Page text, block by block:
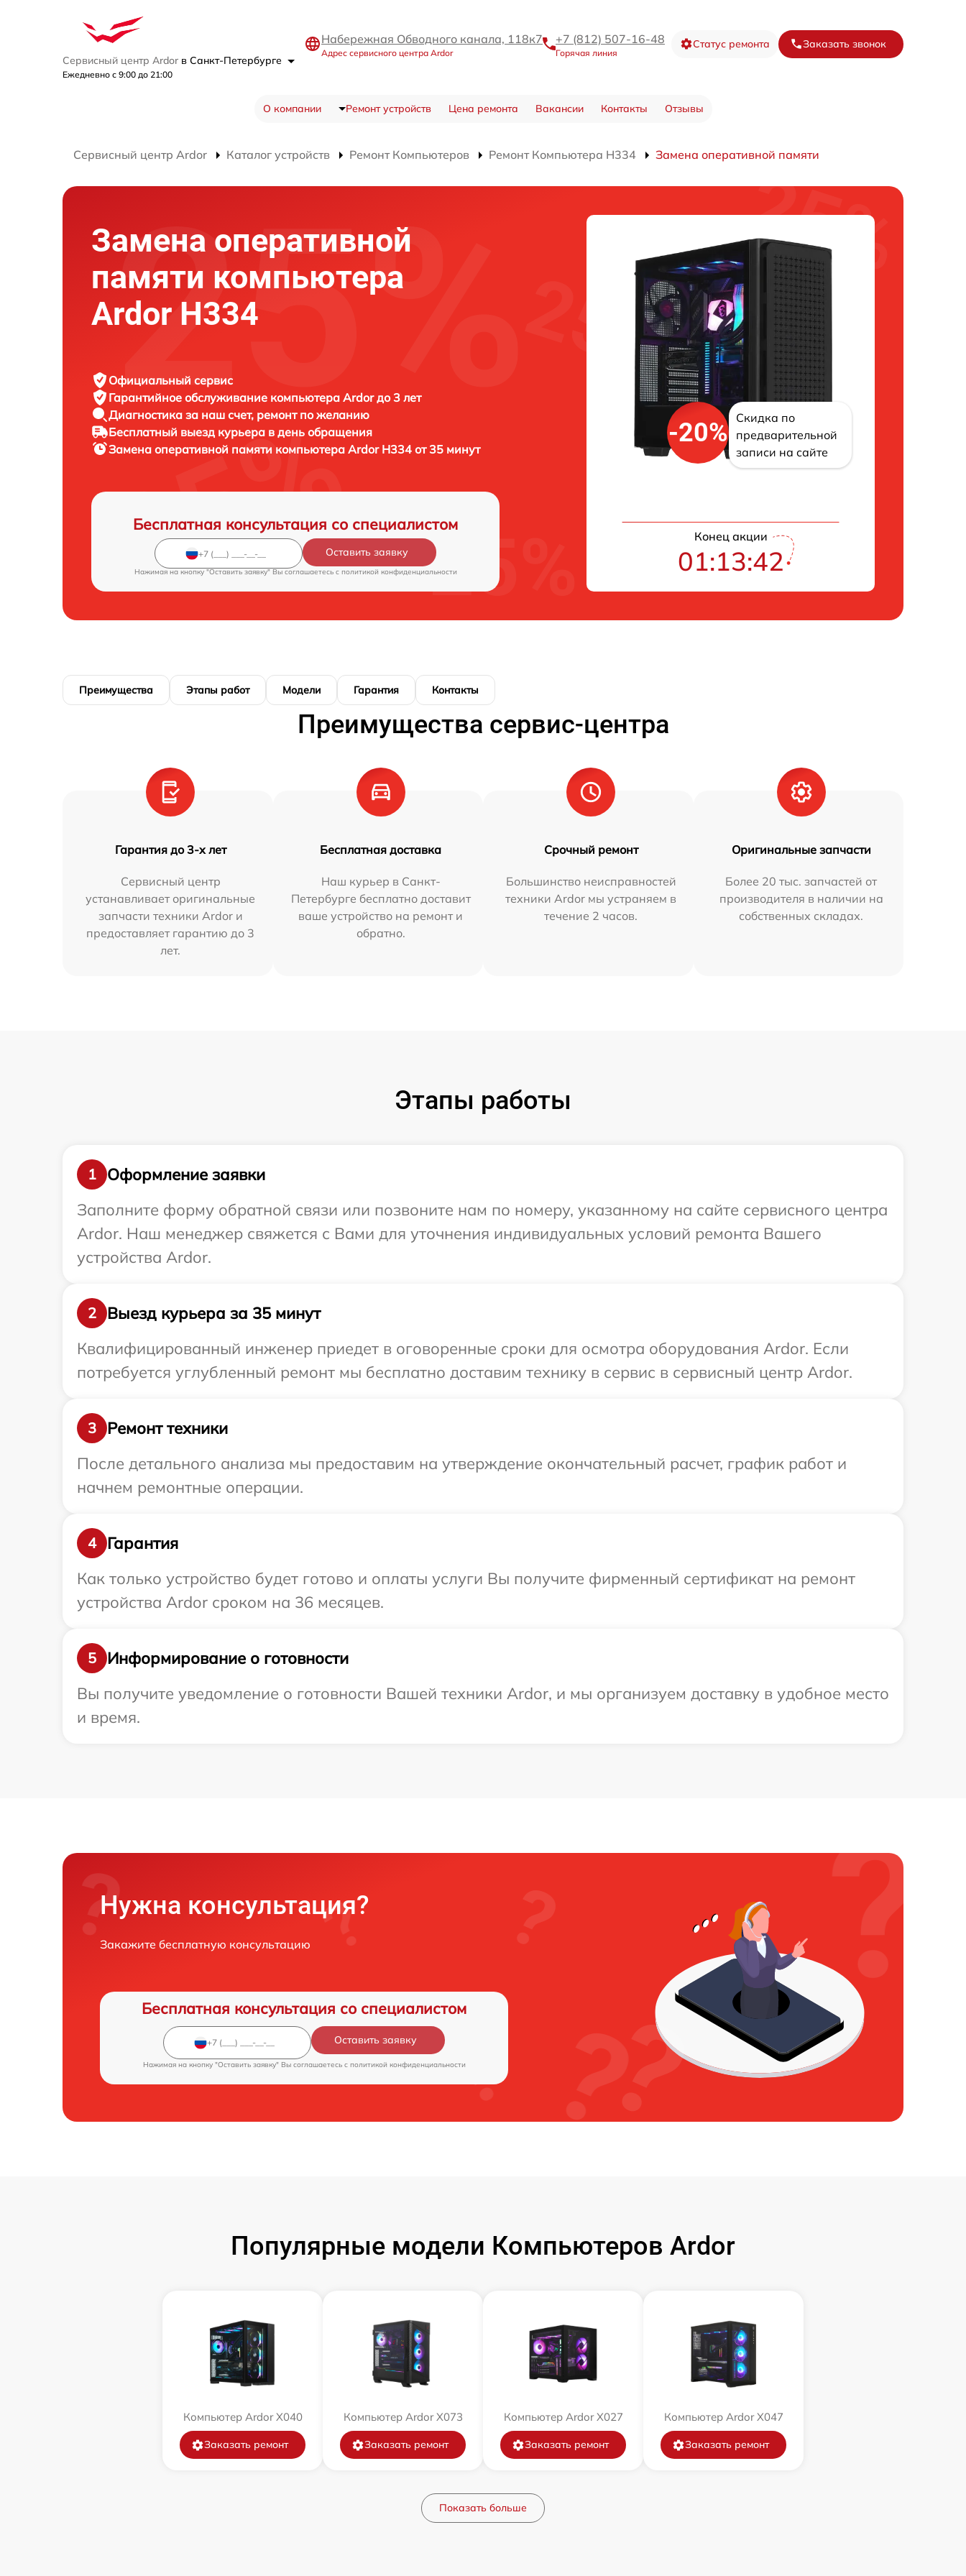
Сервисный центр Ardor в Санкт-Петербурге
Ежедневно с 9:00 до 21:00
Набережная Обводного канала, 118к7
Адрес сервисного центра Ardor
+7 (812) 507-16-48
Горячая линия
Статус ремонта Заказать звонок
О компании Ремонт устройств Цена ремонта Вакансии Контакты Отзывы
Сервисный центр Ardor Каталог устройств Ремонт Компьютеров Ремонт Компьютера H334 Замена оперативной памяти
Замена оперативной
памяти компьютера
Ardor H334
Официальный сервис
Гарантийное обслуживание компьютера Ardor до 3 лет
Диагностика за наш счет, ремонт по желанию
Бесплатный выезд курьера в день обращения
Замена оперативной памяти компьютера Ardor H334 от 35 минут
Бесплатная консультация со специалистом
Оставить заявку
Нажимая на кнопку "Оставить заявку" Вы соглашаетесь c политикой конфиденциальности
-20%
Скидка по
предварительной
записи на сайте
Конец акции
01:13:41
Преимущества Этапы работ Модели Гарантия Контакты
Преимущества сервис-центра
Гарантия до 3-х лет
Сервисный центр
устанавливает оригинальные
запчасти техники Ardor и
предоставляет гарантию до 3
лет.
Бесплатная доставка
Наш курьер в Санкт-
Петербурге бесплатно доставит
ваше устройство на ремонт и
обратно.
Срочный ремонт
Большинство неисправностей
техники Ardor мы устраняем в
течение 2 часов.
Оригинальные запчасти
Более 20 тыс. запчастей от
производителя в наличии на
собственных складах.
Этапы работы
1
Оформление заявки
Заполните форму обратной связи или позвоните нам по номеру, указанному на сайте сервисного центра
Ardor. Наш менеджер свяжется с Вами для уточнения индивидуальных условий ремонта Вашего
устройства Ardor.
2
Выезд курьера за 35 минут
Квалифицированный инженер приедет в оговоренные сроки для осмотра оборудования Ardor. Если
потребуется углубленный ремонт мы бесплатно доставим технику в сервис в сервисный центр Ardor.
3
Ремонт техники
После детального анализа мы предоставим на утверждение окончательный расчет, график работ и
начнем ремонтные операции.
4
Гарантия
Как только устройство будет готово и оплаты услуги Вы получите фирменный сертификат на ремонт
устройства Ardor сроком на 36 месяцев.
5
Информирование о готовности
Вы получите уведомление о готовности Вашей техники Ardor, и мы организуем доставку в удобное место
и время.
Нужна консультация?
Закажите бесплатную консультацию
Бесплатная консультация со специалистом
Оставить заявку
Нажимая на кнопку "Оставить заявку" Вы соглашаетесь c политикой конфиденциальности
Популярные модели Компьютеров Ardor
Компьютер Ardor X040
Заказать ремонт
Компьютер Ardor X073
Заказать ремонт
Компьютер Ardor X027
Заказать ремонт
Компьютер Ardor X047
Заказать ремонт
Показать больше